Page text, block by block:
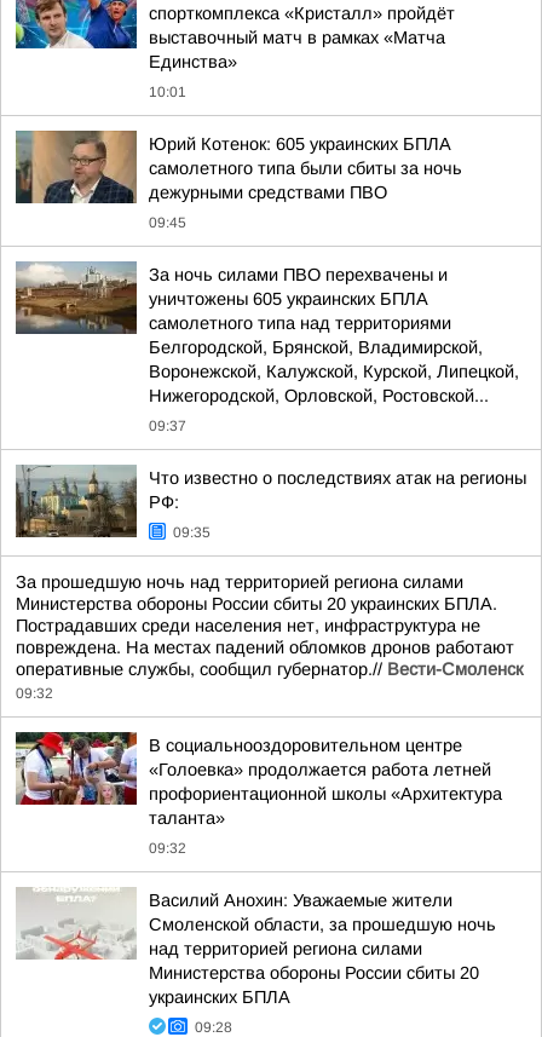
спорткомплекса «Кристалл» пройдёт
выставочный матч в рамках «Матча
Единства»
10:01
Юрий Котенок: 605 украинских БПЛА
самолетного типа были сбиты за ночь
дежурными средствами ПВО
09:45
За ночь силами ПВО перехвачены и
уничтожены 605 украинских БПЛА
самолетного типа над территориями
Белгородской, Брянской, Владимирской,
Воронежской, Калужской, Курской, Липецкой,
Нижегородской, Орловской, Ростовской...
09:37
Что известно о последствиях атак на регионы
РФ:
09:35
За прошедшую ночь над территорией региона силами
Министерства обороны России сбиты 20 украинских БПЛА.
Пострадавших среди населения нет, инфраструктура не
повреждена. На местах падений обломков дронов работают
оперативные службы, сообщил губернатор.// Вести-Смоленск
09:32
В социальнооздоровительном центре
«Голоевка» продолжается работа летней
профориентационной школы «Архитектура
таланта»
09:32
Василий Анохин: Уважаемые жители
Смоленской области, за прошедшую ночь
над территорией региона силами
Министерства обороны России сбиты 20
украинских БПЛА
09:28